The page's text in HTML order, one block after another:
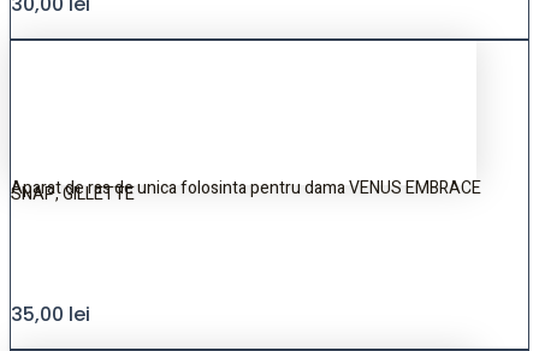
Aparat de ras de unica folosinta pentru dama VENUS EMBRACE
SNAP, GILLETTE
35,00 lei